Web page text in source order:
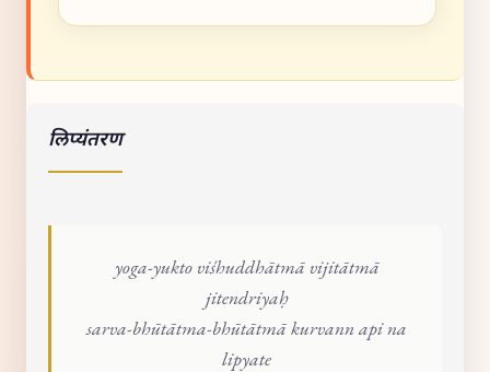
लिप्यंतरण
yoga-yukto viśhuddhātmā vijitātmā
jitendriyaḥ
sarva-bhūtātma-bhūtātmā kurvann api na
lipyate